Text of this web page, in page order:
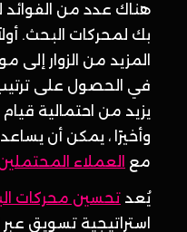
هناك عدد من الفوائد
بك لمحركات البحث.
المزيد من الزوار
في الحصول على
يزيد من احتمالية
وأخيرًا ، يمكن أن
مع العملاء
يُعد تحسين محركات
استراتيجية تسويق